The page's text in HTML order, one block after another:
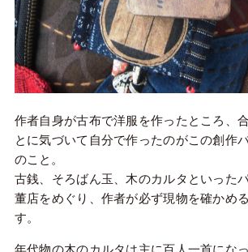
作者自身が古布で洋服を作ったところ、
とに気づいて自分で作ったのがこの創作
のこと。
古銭、そろばん玉、木のカルタといった
董店をめぐり、作者が必ず現物を確かめ
す。